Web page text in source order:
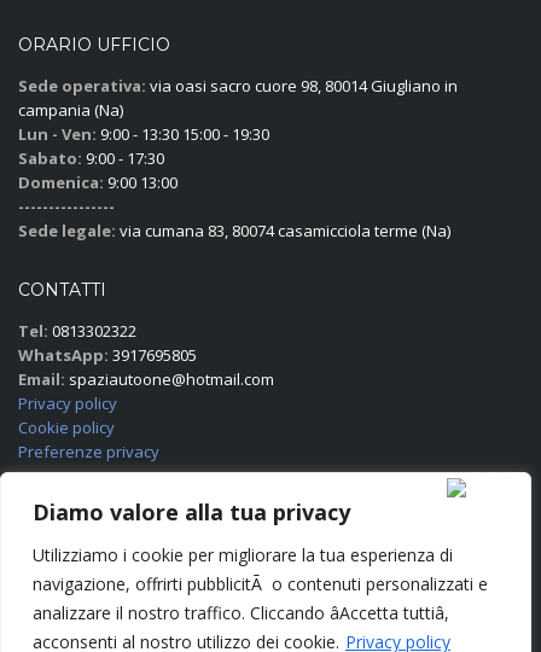
Diamo valore alla tua privacy
Utilizziamo i cookie per migliorare la tua esperienza di
navigazione, offrirti pubblicitÃ o contenuti personalizzati e
analizzare il nostro traffico. Cliccando âAccetta tuttiâ,
acconsenti al nostro utilizzo dei cookie. Privacy policy
ORARIO UFFICIO
Sede operativa: via oasi sacro cuore 98, 80014 Giugliano in
campania (Na)
Lun - Ven: 9:00 - 13:30 15:00 - 19:30
Sabato: 9:00 - 17:30
Domenica: 9:00 13:00
----------------
Sede legale: via cumana 83, 80074 casamicciola terme (Na)
CONTATTI
Tel: 0813302322
WhatsApp: 3917695805
Email: spaziautoone@hotmail.com
Privacy policy
Cookie policy
Preferenze privacy
SOCIAL NETWORK